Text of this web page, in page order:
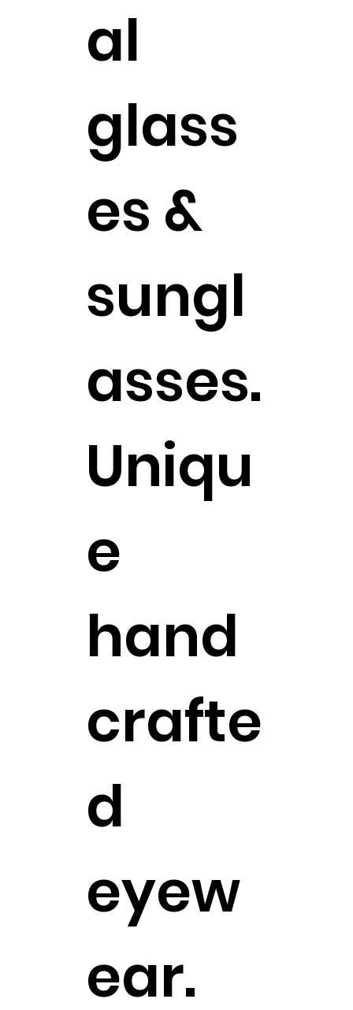
al
glass
es &
sungl
asses.
Uniqu
e
hand
crafte
d
eyew
ear.